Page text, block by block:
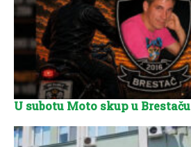
U subotu Moto skup u Brestaču